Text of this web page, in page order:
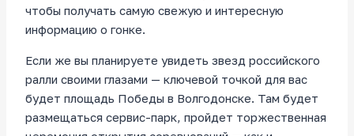
чтобы получать самую свежую и интересную
информацию о гонке.
Если же вы планируете увидеть звезд российского
ралли своими глазами — ключевой точкой для вас
будет площадь Победы в Волгодонске. Там будет
размещаться сервис-парк, пройдет торжественная